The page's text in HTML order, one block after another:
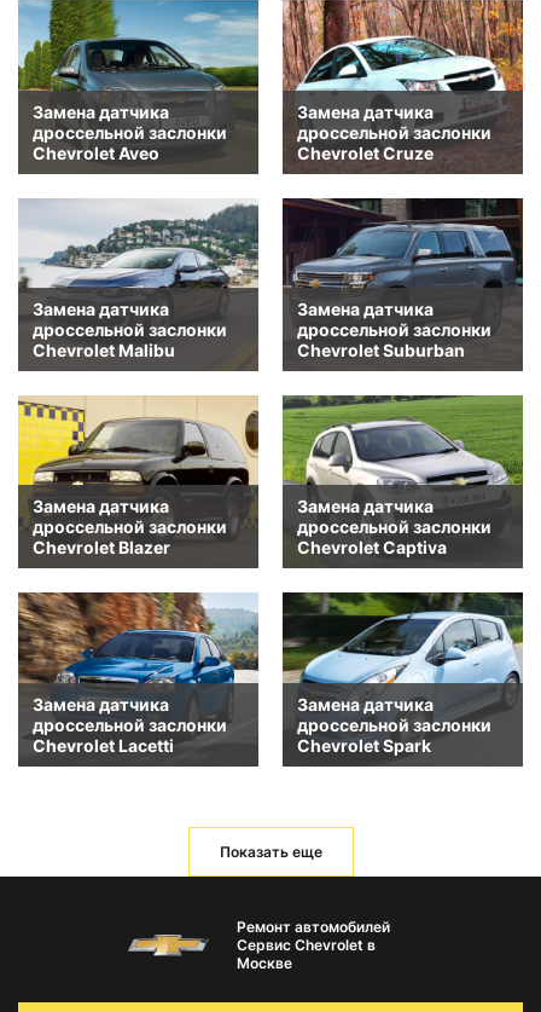
Замена датчика
дроссельной заслонки
Chevrolet Aveo
Замена датчика
дроссельной заслонки
Chevrolet Cruze
Замена датчика
дроссельной заслонки
Chevrolet Malibu
Замена датчика
дроссельной заслонки
Chevrolet Suburban
Замена датчика
дроссельной заслонки
Chevrolet Blazer
Замена датчика
дроссельной заслонки
Chevrolet Captiva
Замена датчика
дроссельной заслонки
Chevrolet Lacetti
Замена датчика
дроссельной заслонки
Chevrolet Spark
Показать еще
Ремонт автомобилей
Сервис Chevrolet в
Москве